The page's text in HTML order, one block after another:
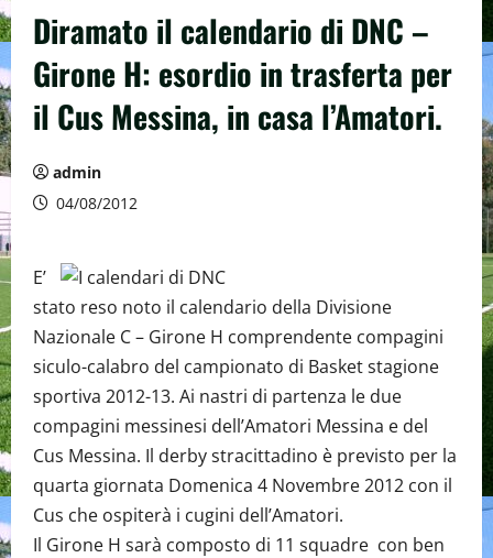
Diramato il calendario di DNC –
Girone H: esordio in trasferta per
il Cus Messina, in casa l’Amatori.
admin
04/08/2012
E’
stato reso noto il calendario della Divisione
Nazionale C – Girone H comprendente compagini
siculo-calabro del campionato di Basket stagione
sportiva 2012-13. Ai nastri di partenza le due
compagini messinesi dell’Amatori Messina e del
Cus Messina. Il derby stracittadino è previsto per la
quarta giornata Domenica 4 Novembre 2012 con il
Cus che ospiterà i cugini dell’Amatori.
Il Girone H sarà composto di 11 squadre con ben